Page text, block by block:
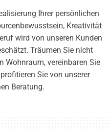
Ihrer persönlichen
Kreativität
wird von unseren Kunden
Träumen Sie nicht
Wohnraum, vereinbaren Sie
Sie von unserer
Beratung.